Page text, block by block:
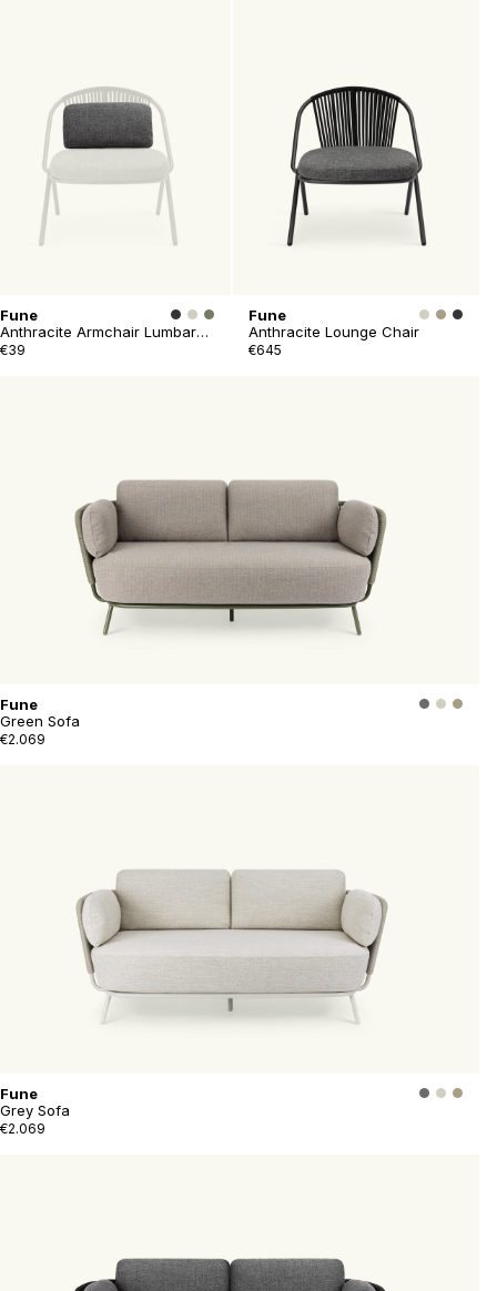
Fune
Anthracite Armchair Lumbar
Cushion
€39
Fune
Anthracite Lounge Chair
€645
Fune
Green Sofa
€2.069
Fune
Grey Sofa
€2.069